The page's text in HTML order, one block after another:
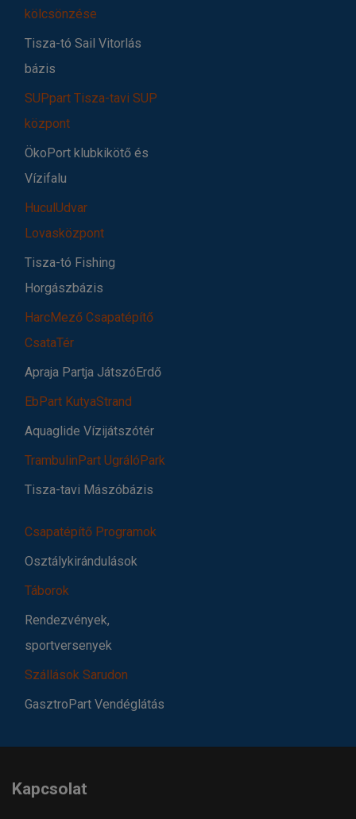
kölcsönzése
Tisza-tó Sail Vitorlás
bázis
SUPpart Tisza-tavi SUP
központ
ÖkoPort klubkikötő és
Vízifalu
HuculUdvar
Lovasközpont
Tisza-tó Fishing
Horgászbázis
HarcMező Csapatépítő
CsataTér
Apraja Partja JátszóErdő
EbPart KutyaStrand
Aquaglide Vízijátszótér
TrambulinPart UgrálóPark
Tisza-tavi Mászóbázis
Csapatépítő Programok
Osztálykirándulások
Táborok
Rendezvények,
sportversenyek
Szállások Sarudon
GasztroPart Vendéglátás
Kapcsolat